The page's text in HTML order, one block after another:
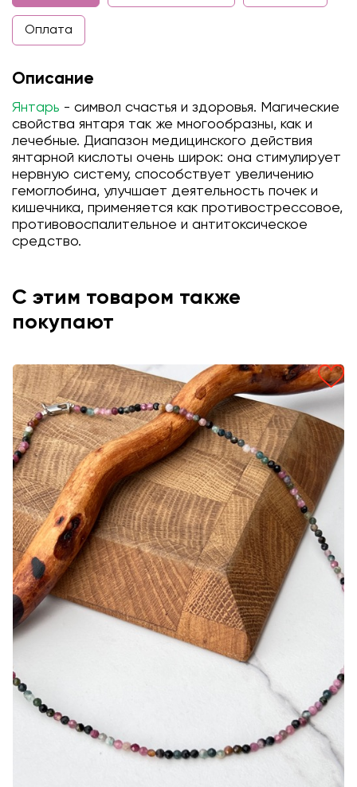
Оплата
Описание
Янтарь - символ счастья и здоровья. Магические
свойства янтаря так же многообразны, как и
лечебные. Диапазон медицинского действия
янтарной кислоты очень широк: она стимулирует
нервную систему, способствует увеличению
гемоглобина, улучшает деятельность почек и
кишечника, применяется как противострессовое,
противовоспалительное и антитоксическое
средство.
С этим товаром также
покупают